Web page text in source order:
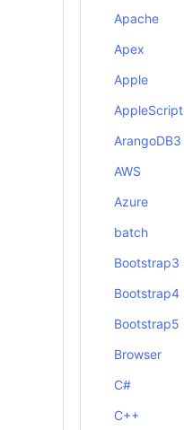
Apache
Apex
Apple
AppleScript
ArangoDB3
AWS
Azure
batch
Bootstrap3
Bootstrap4
Bootstrap5
Browser
C#
C++